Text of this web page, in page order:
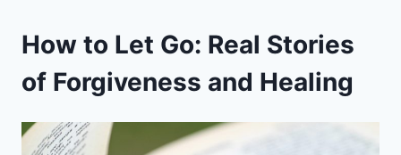
How to Let Go: Real Stories
of Forgiveness and Healing